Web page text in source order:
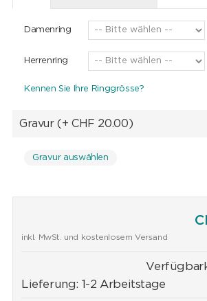
Damenring
Herrenring
Kennen Sie Ihre Ringgrösse?
Gravur(+ CHF 20.00)
Gravur auswählen
inkl. MwSt. und kostenlosem Versand
Lieferung: 1-2 Arbeitstage